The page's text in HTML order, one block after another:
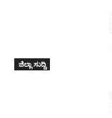
ಜಿಲ್ಲಾ ಸುದ್ದಿ